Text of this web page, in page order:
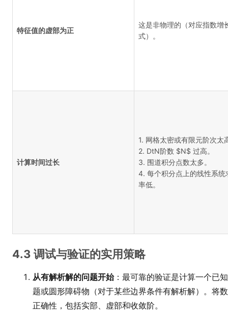
特征值的虚部为正
这是非物理的（对应指数增
式）。
计算时间过长
1. 网格太密或有限元阶次太
2. DtN阶数 $N$ 过高。
3. 围道积分点数太多。
4. 每个积分点上的线性系统
率低。
4.3 调试与验证的实用策略
从有解析解的问题开始：最可靠的验证是计算一个已
题或圆形障碍物（对于某些边界条件有解析解）。将
正确性，包括实部、虚部和收敛阶。